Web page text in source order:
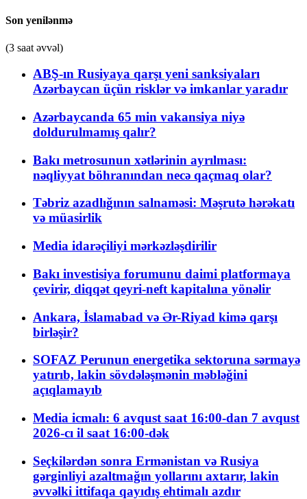
Son yenilənmə
(3 saat əvvəl)
ABŞ-ın Rusiyaya qarşı yeni sanksiyaları
Azərbaycan üçün risklər və imkanlar yaradır
Azərbaycanda 65 min vakansiya niyə
doldurulmamış qalır?
Bakı metrosunun xətlərinin ayrılması:
nəqliyyat böhranından necə qaçmaq olar?
Təbriz azadlığının salnaməsi: Məşrutə hərəkatı
və müasirlik
Media idarəçiliyi mərkəzləşdirilir
Bakı investisiya forumunu daimi platformaya
çevirir, diqqət qeyri-neft kapitalına yönəlir
Ankara, İslamabad və Ər-Riyad kimə qarşı
birləşir?
SOFAZ Perunun energetika sektoruna sərmayə
yatırıb, lakin sövdələşmənin məbləğini
açıqlamayıb
Media icmalı: 6 avqust saat 16:00-dan 7 avqust
2026-cı il saat 16:00-dək
Seçkilərdən sonra Ermənistan və Rusiya
gərginliyi azaltmağın yollarını axtarır, lakin
əvvəlki ittifaqa qayıdış ehtimalı azdır